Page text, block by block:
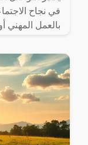
في نجاح
بالعمل المهني